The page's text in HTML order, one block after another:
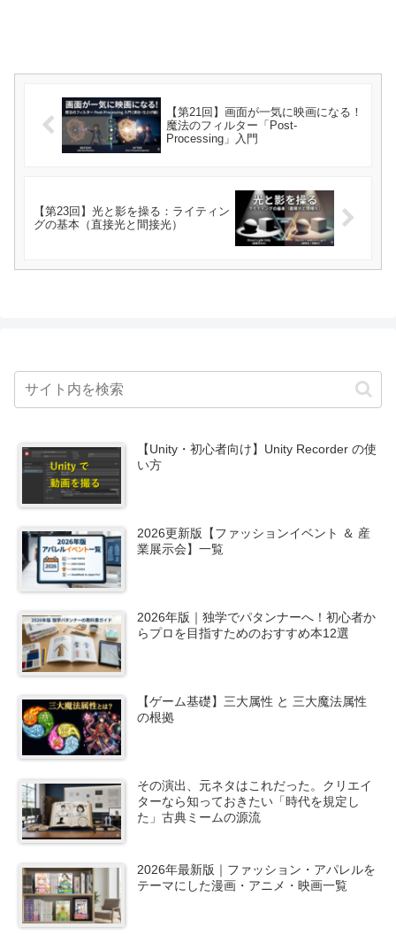
【第21回】画面が一気に映画になる！
魔法のフィルター「Post-
Processing」入門
【第23回】光と影を操る：ライティン
グの基本（直接光と間接光）
【Unity・初心者向け】Unity Recorder の使
い方
2026更新版【ファッションイベント ＆ 産
業展示会】一覧
2026年版｜独学でパタンナーへ！初心者か
らプロを目指すためのおすすめ本12選
【ゲーム基礎】三大属性 と 三大魔法属性
の根拠
その演出、元ネタはこれだった。クリエイ
ターなら知っておきたい「時代を規定し
た」古典ミームの源流
2026年最新版｜ファッション・アパレルを
テーマにした漫画・アニメ・映画一覧